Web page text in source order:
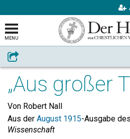
MENU
Weiterempfehlen
„Aus großer
Von Robert Nall
Aus der August 1915-Ausgabe des
Wissenschaft